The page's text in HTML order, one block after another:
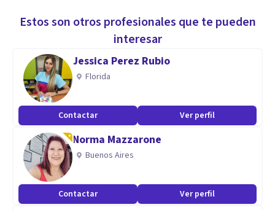
Estos son otros profesionales que te pueden
interesar
Jessica Perez Rubio
Florida
Contactar Ver perfil
Norma Mazzarone
Buenos Aires
Contactar Ver perfil